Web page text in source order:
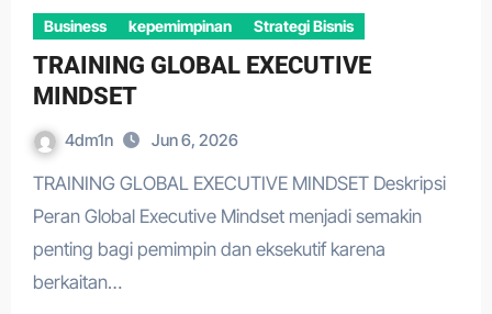
Business kepemimpinan Strategi Bisnis
TRAINING GLOBAL EXECUTIVE
MINDSET
4dm1n Jun 6, 2026
TRAINING GLOBAL EXECUTIVE MINDSET Deskripsi
Peran Global Executive Mindset menjadi semakin
penting bagi pemimpin dan eksekutif karena
berkaitan…